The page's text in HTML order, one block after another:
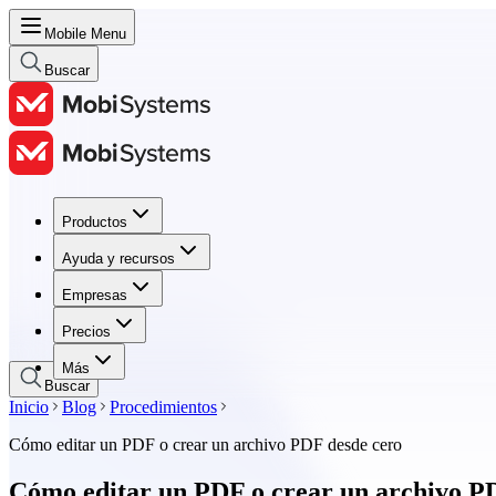
Mobile Menu
Buscar
Productos
Ayuda y recursos
Empresas
Precios
Más
Productos
Ayuda y recursos
Empresas
Precios
Buscar
Inicio Blog
Procedimientos
Cómo editar un PDF o crear un archivo PDF desde cero